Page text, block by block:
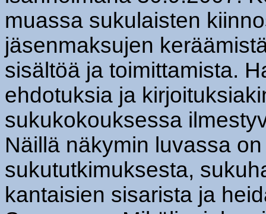
muassa sukulaisten
jäsenmaksujen
sisältöä ja toimittamista.
ehdotuksia ja
sukukokouksessa
Näillä näkymin luvassa
sukututkimuksesta,
kantaisien sisarista ja